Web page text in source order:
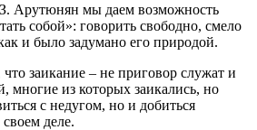
Арутюнян мы даем возможность
собой»: говорить свободно, смело
и было задумано его природой.
заикание – не приговор служат и
многие из которых заикались, но
с недугом, но и добиться
деле.